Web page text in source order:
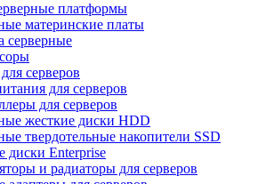
платформы
материнские платы
серверные
серверов
для серверов
для серверов
жесткие диски HDD
твердотельные накопители SSD
диски Enterprise
и радиаторы для серверов